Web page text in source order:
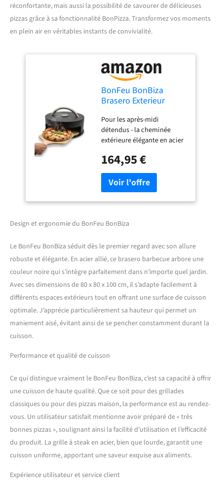
réconfortante, mais aussi la possibilité de savourer de délicieuses
pizzas grâce à sa fonctionnalité BonPizza. Transformez vos moments
en plein air en véritables instants de convivialité.
BonFeu BonBiza
Brasero Exterieur
extérieurs et (Noir,
BonPizza)
Pour les après-midi
détendus - la cheminée
extérieure élégante en acier
pour son apparence
esthétique combinée à une
fonctionnalité sans
concessions. Passez une
agréable soirée avec vos
profitez-en. Matériaux de
faisons pas de concessions
dans la fabrication de nos
cheminées de 30 x 30 x 142
cm. En plus de la cheminée
du jardin, la livraison
comprend une pratique du
gril, un anneau pour le wok
et un attizer. Vous êtes donc
parfaitement équipé. Il peut
plus d'un bon feu par un
vous pouvez préparer vos
spécialités de barbecue
préférées dans notre four à
terrasse. Votre créativité n'a
pas de limites. Expérience et
profiter. Remarque - il est
tout à fait normal pour
l'acier à oxyder. Par
conséquent, cette cheminée
s'oxydera et décolorera
164,95 €
Design et ergonomie du BonFeu BonBiza
Le BonFeu BonBiza séduit dès le premier regard avec son allure
robuste et élégante. En acier allié, ce brasero barbecue arbore une
couleur noire qui s’intègre parfaitement dans n’importe quel jardin.
Avec ses dimensions de 80 x 80 x 100 cm, il s’adapte facilement à
différents espaces extérieurs tout en offrant une surface de cuisson
optimale. J’apprécie particulièrement sa hauteur qui permet un
maniement aisé, évitant ainsi de se pencher constamment durant la
cuisson.
Performance et qualité de cuisson
Ce qui distingue vraiment le BonFeu BonBiza, c’est sa capacité à offrir
une cuisson de haute qualité. Que ce soit pour des grillades
classiques ou pour des pizzas maison, la performance est au rendez-
vous. Un utilisateur satisfait mentionne avoir préparé de « très
bonnes pizzas », soulignant ainsi la facilité d’utilisation et l’efficacité
du produit. La grille à steak en acier, bien que lourde, garantit une
cuisson uniforme, apportant une saveur exquise aux aliments.
Expérience utilisateur et service client